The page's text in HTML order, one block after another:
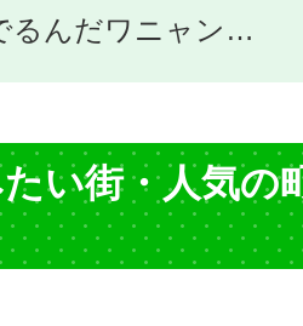
るんだワニャン…
い街・人気の